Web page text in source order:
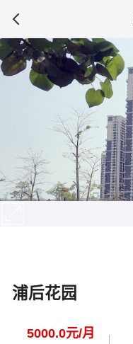
浦后花园
5000.0元/月